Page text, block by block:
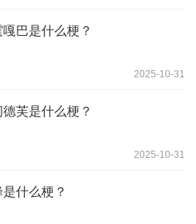
巴是什么梗？
2025-10-31
芙是什么梗？
2025-10-31
什么梗？